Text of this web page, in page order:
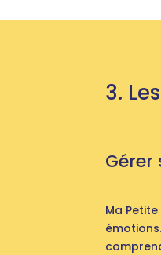
3.
Gérer
Ma